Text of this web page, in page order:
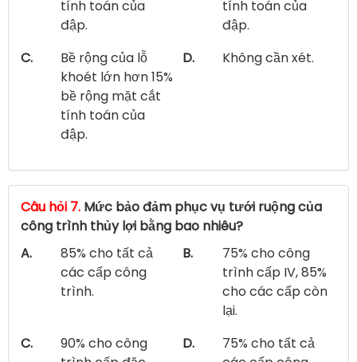
tính toán của
đập.
tính toán của
đập.
C.
Bề rộng của lỗ
khoét lớn hơn 15%
bề rộng mặt cắt
tính toán của
đập.
D. Không cần xét.
Câu hỏi 7. Mức bảo đảm phục vụ tưới ruộng của
công trình thủy lợi bằng bao nhiêu?
A.
85% cho tất cả
các cấp công
trình.
B.
75% cho công
trình cấp IV, 85%
cho các cấp còn
lại.
C.
90% cho công
D.
75% cho tất cả